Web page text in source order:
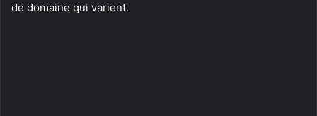
de domaine qui varient.